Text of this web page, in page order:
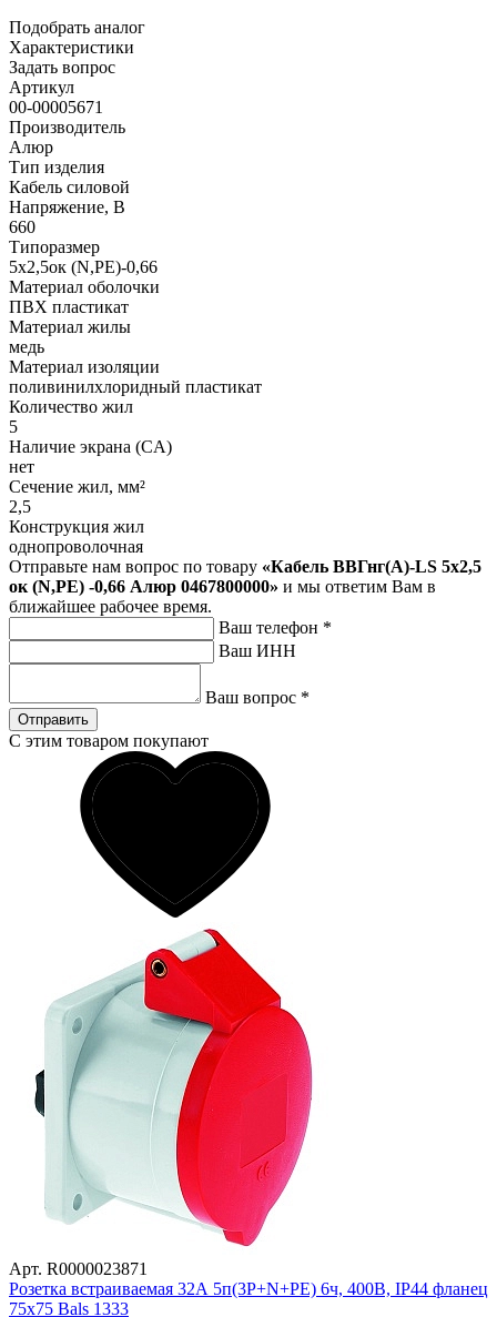
Подобрать аналог
Характеристики
Задать вопрос
Артикул
00-00005671
Производитель
Алюр
Тип изделия
Кабель силовой
Напряжение, В
660
Типоразмер
5х2,5ок (N,PE)-0,66
Материал оболочки
ПВХ пластикат
Материал жилы
медь
Материал изоляции
поливинилхлоридный пластикат
Количество жил
5
Наличие экрана (CA)
нет
Сечение жил, мм²
2,5
Конструкция жил
однопроволочная
Отправьте нам вопрос по товару «Кабель ВВГнг(A)-LS 5х2,5
ок (N,PE) -0,66 Алюр 0467800000» и мы ответим Вам в
ближайшее рабочее время.
Ваш телефон *
Ваш ИНН
Ваш вопрос *
Отправить
С этим товаром покупают
Арт. R0000023871
Розетка встраиваемая 32А 5п(3P+N+PE) 6ч, 400В, IP44 фланец
75х75 Bals 1333